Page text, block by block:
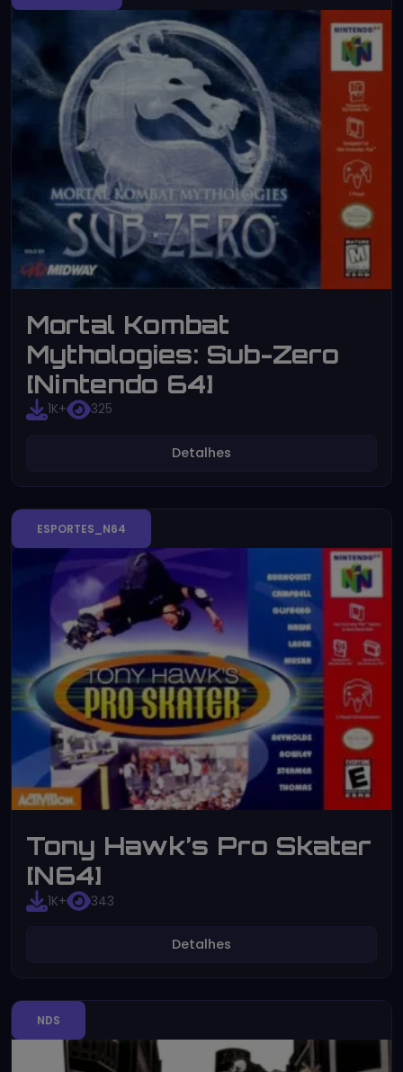
Mortal Kombat
Mythologies: Sub-Zero
[Nintendo 64]
1K+ 325
Detalhes
ESPORTES_N64
Tony Hawk’s Pro Skater
[N64]
1K+ 343
Detalhes
NDS